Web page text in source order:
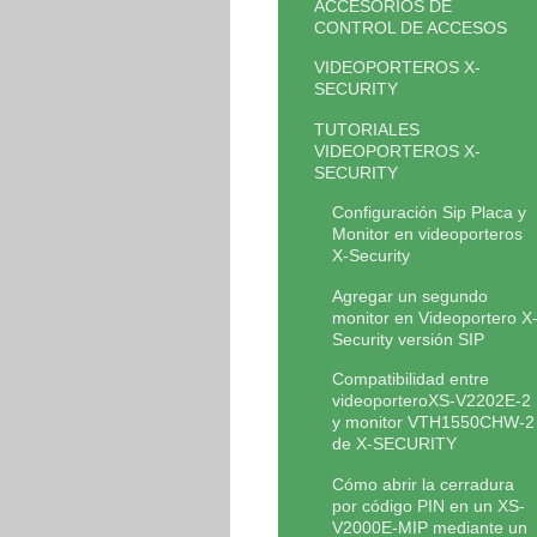
ACCESORIOS DE
CONTROL DE ACCESOS
VIDEOPORTEROS X-
SECURITY
TUTORIALES
VIDEOPORTEROS X-
SECURITY
Configuración Sip Placa y
Monitor en videoporteros
X-Security
Agregar un segundo
monitor en Videoportero X-
Security versión SIP
Compatibilidad entre
videoporteroXS-V2202E-2
y monitor VTH1550CHW-2
de X-SECURITY
Cómo abrir la cerradura
por código PIN en un XS-
V2000E-MIP mediante un